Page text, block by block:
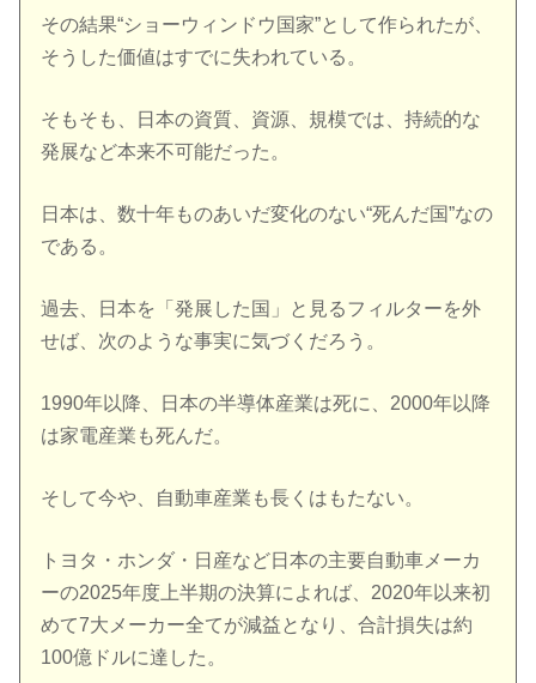
その結果“ショーウィンドウ国家”として作られたが、
そうした価値はすでに失われている。
そもそも、日本の資質、資源、規模では、持続的な
発展など本来不可能だった。
日本は、数十年ものあいだ変化のない“死んだ国”なの
である。
過去、日本を「発展した国」と見るフィルターを外
せば、次のような事実に気づくだろう。
1990年以降、日本の半導体産業は死に、2000年以降
は家電産業も死んだ。
そして今や、自動車産業も長くはもたない。
トヨタ・ホンダ・日産など日本の主要自動車メーカ
ーの2025年度上半期の決算によれば、2020年以来初
めて7大メーカー全てが減益となり、合計損失は約
100億ドルに達した。